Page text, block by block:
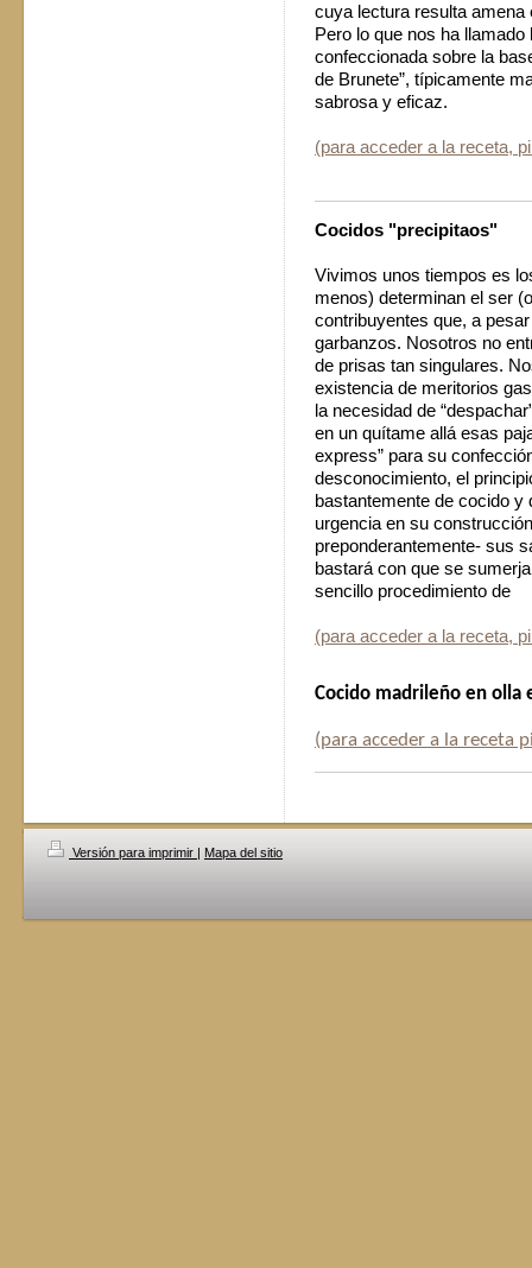
cuya lectura resulta amena
Pero lo que nos ha
confeccionada sobre la
de Brunete”, típicamente
sabrosa y eficaz.
(para acceder a la receta,
Cocidos "precipitaos"
Vivimos unos tiempos es
menos) determinan el ser
contribuyentes que, a
garbanzos. Nosotros no
de prisas tan singulares.
existencia de meritorios
la necesidad de
en un quítame allá esas
express” para su
desconocimiento, el
bastantemente de cocido
urgencia en su
preponderantemente- sus
bastará con que se
sencillo procedimiento de
(para acceder a la receta,
Cocido madrileño en olla
(para acceder a la receta
Versión para imprimir | Mapa del sitio